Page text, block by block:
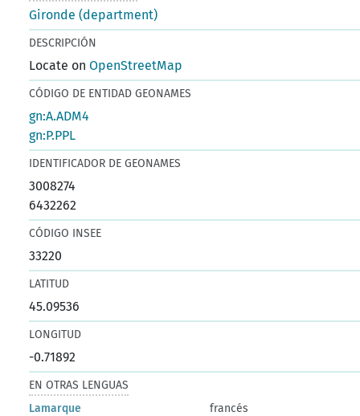
Gironde (department)
DESCRIPCIÓN
Locate onOpenStreetMap
CÓDIGO DE ENTIDAD GEONAMES
gn:A.ADM4
gn:P.PPL
IDENTIFICADOR DE GEONAMES
3008274
6432262
CÓDIGO INSEE
33220
LATITUD
45.09536
LONGITUD
-0.71892
EN OTRAS LENGUAS
Lamarque
francés